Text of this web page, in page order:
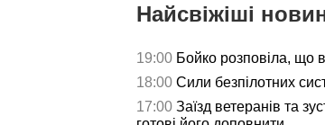
Найсвіжіші
19:00 Бойко розповіла, що
18:00 Сили безпілотних
17:00 Заїзд ветеранів та